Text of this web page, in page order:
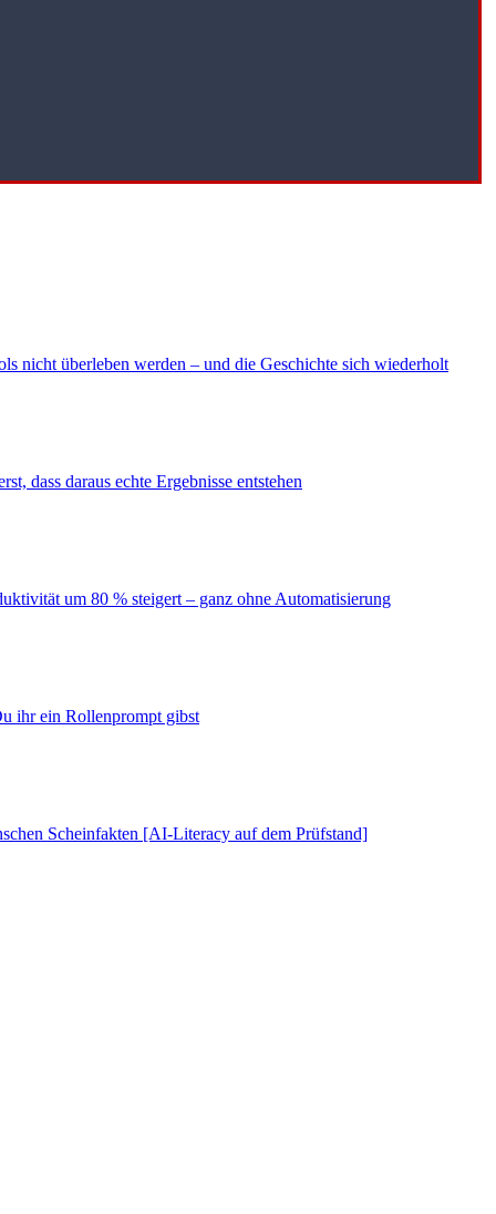
nicht überleben werden – und die Geschichte sich wiederholt
dass daraus echte Ergebnisse entstehen
um 80 % steigert – ganz ohne Automatisierung
ihr ein Rollenprompt gibst
Scheinfakten [AI-Literacy auf dem Prüfstand]